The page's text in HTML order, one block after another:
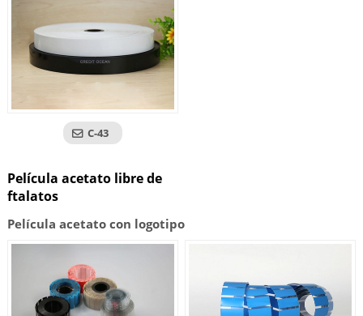
C-43
Película acetato libre de
ftalatos
Película acetato con logotipo